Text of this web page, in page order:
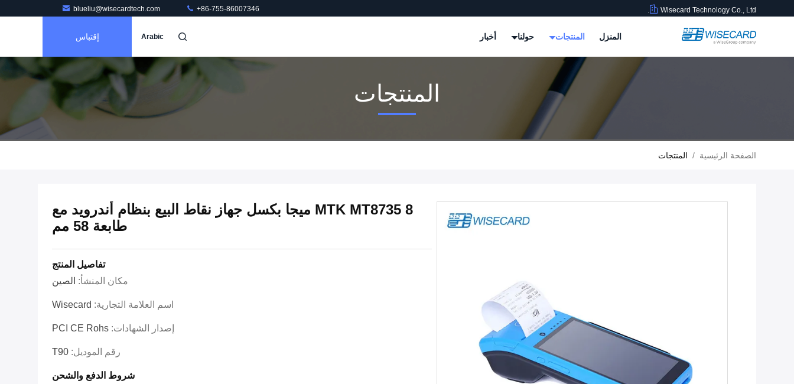
Wisecard Technology Co., Ltd.
blueliu@wisecardtech.com +86-755-86007346
المنزل المنتجات حولنا أخبار Arabic إقتباس
المنتجات
الصفحة الرئيسية / المنتجات
MTK MT8735 8 ميجا بكسل جهاز نقاط البيع بنظام أندرويد مع
طابعة 58 مم
تفاصيل المنتج
مكان المنشأ: الصين
اسم العلامة التجارية: Wisecard
إصدار الشهادات: PCI CE Rohs
رقم الموديل: T90
شروط الدفع والشحن